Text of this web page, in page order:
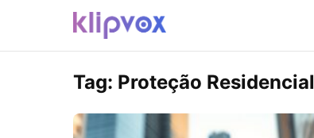
Tag: Proteção Residencial